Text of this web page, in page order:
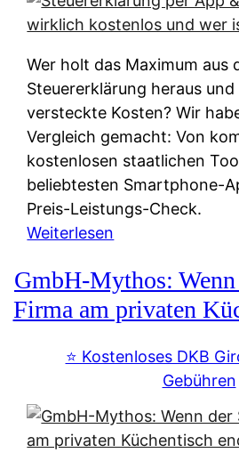
s
u
n
f
t
e
i
e
W
e
r
s
i
c
y
t
e
m
M
I
R
:
W
e
u
d
n
w
Wer holt das Maximum aus
Steuererklärung heraus
versteckte Kosten? Wir
Vergleich gemacht: Von
kostenlosen staatlichen
beliebtesten Smartphone-
Preis-Leistungs-Check.
Weiterlesen
t
e
u
e
r
k
GmbH-Mythos:
Firma am privaten
⭐️ Kostenloses DKB
Gebühren